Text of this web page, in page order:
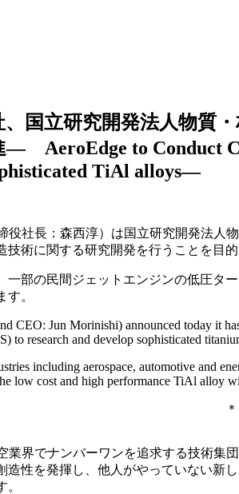
国立研究開発法人物質
AeroEdge to Conduct
TiAl alloys―
役社長：森西淳）は国立研究開発法
術に関する研究開発を行うことを目
部の民間ジェットエンジンの低圧
。
CEO: Jun Morinishi) announced today it
to research and develop sophisticated
including aerospace, automotive and
low cost and high performance TiAl alloy
業界でナンバーワンを追求する技術
性を発揮し、他人がやっていない